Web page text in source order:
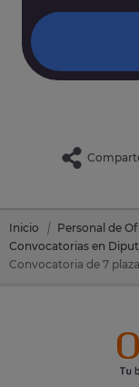
Inicio
Personal de
Convocatorias en